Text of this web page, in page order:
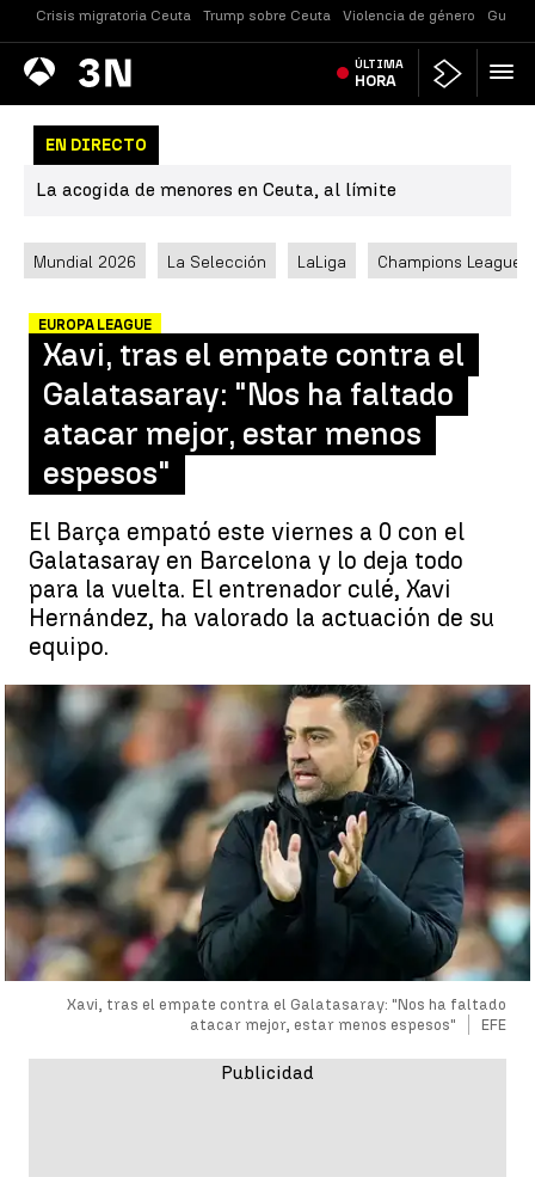
Crisis migratoria Ceuta Trump sobre Ceuta Violencia de género
Antena
3 Noticias ÚLTIMA
HORA
EN DIRECTO
La acogida de menores en Ceuta, al límite
Mundial 2026 La Selección LaLiga Champions League
EUROPA LEAGUE
Xavi, tras el empate contra el
Galatasaray: "Nos ha faltado
atacar mejor, estar menos
espesos"
El Barça empató este viernes a 0 con el
Galatasaray en Barcelona y lo deja todo
para la vuelta. El entrenador culé, Xavi
Hernández, ha valorado la actuación de su
equipo.
Xavi, tras el empate contra el Galatasaray: "Nos ha faltado
atacar mejor, estar menos espesos"
EFE